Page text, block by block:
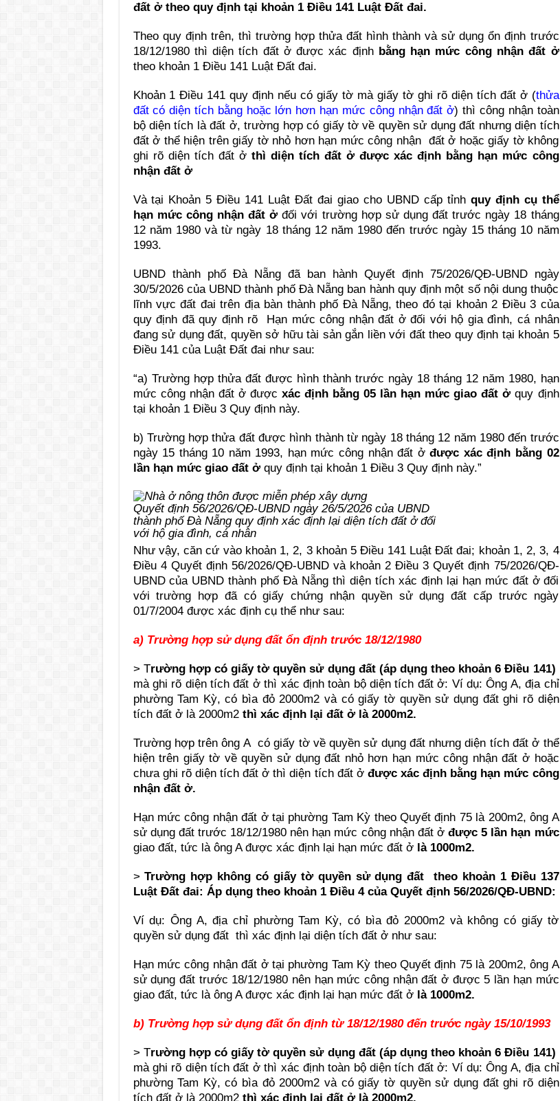
đất ở theo quy định tại khoản 1 Điều 141 Luật Đất đai.
Theo quy định trên, thì trường hợp thửa đất hình thành và sử dụng ổn định trước
18/12/1980 thì diện tích đất ở được xác định bằng hạn mức công nhận đất ở
theo khoản 1 Điều 141 Luật Đất đai.
Khoản 1 Điều 141 quy định nếu có giấy tờ mà giấy tờ ghi rõ diện tích đất ở (thửa
đất có diện tích bằng hoặc lớn hơn hạn mức công nhận đất ở) thì công nhận toàn
bộ diện tích là đất ở, trường hợp có giấy tờ về quyền sử dụng đất nhưng diện tích
đất ở thể hiện trên giấy tờ nhỏ hơn hạn mức công nhận đất ở hoặc giấy tờ không
ghi rõ diện tích đất ở thì diện tích đất ở được xác định bằng hạn mức công
nhận đất ở
Và tại Khoản 5 Điều 141 Luật Đất đai giao cho UBND cấp tỉnh quy định cụ thể
hạn mức công nhận đất ở đối với trường hợp sử dụng đất trước ngày 18 tháng
12 năm 1980 và từ ngày 18 tháng 12 năm 1980 đến trước ngày 15 tháng 10 năm
1993.
UBND thành phố Đà Nẵng đã ban hành Quyết định 75/2026/QĐ-UBND ngày
30/5/2026 của UBND thành phố Đà Nẵng ban hành quy định một số nội dung thuộc
lĩnh vực đất đai trên địa bàn thành phố Đà Nẵng, theo đó tại khoản 2 Điều 3 của
quy định đã quy định rõ
Hạn mức công nhận đất ở đối với hộ gia đình, cá nhân
đang sử dụng đất, quyền sở hữu tài sản gắn liền với đất theo quy định tại khoản 5
Điều 141 của Luật Đất đai như sau:
“a) Trường hợp thửa đất được hình thành trước ngày 18 tháng 12 năm 1980, hạn
mức công nhận đất ở được xác định bằng 05 lần hạn mức giao đất ởquy định
tại khoản 1 Điều 3 Quy định này.
b) Trường hợp thửa đất được hình thành từ ngày 18 tháng 12 năm 1980 đến trước
ngày 15 tháng 10 năm 1993, hạn mức công nhận đất ởđược xác định bằng 02
lần hạn mức giao đất ởquy định tại khoản 1 Điều 3 Quy định này.”
Quyết định 56/2026/QĐ-UBND ngày 26/5/2026 của UBND
thành phố Đà Nẵng quy định xác định lại diện tích đất ở đối
với hộ gia đình, cá nhân
Như vậy, căn cứ vào khoản 1, 2, 3 khoản 5 Điều 141 Luật Đất đai; khoản 1, 2, 3, 4
Điều 4 Quyết định 56/2026/QĐ-UBND và khoản 2 Điều 3 Quyết định 75/2026/QĐ-
UBND của UBND thành phố Đà Nẵng thì diện tích xác định lại hạn mức đất ở đối
với trường hợp đã có giấy chứng nhận quyền sử dụng đất cấp trước ngày
01/7/2004 được xác định cụ thể như sau:
a) Trường hợp sử dụng đất ổn định trước 18/12/1980
> Trường hợp có giấy tờ quyền sử dụng đất (áp dụng theo khoản 6 Điều 141)
mà ghi rõ diện tích đất ở thì xác định toàn bộ diện tích đất ở: Ví dụ: Ông A, địa chỉ
phường Tam Kỳ, có bìa đỏ 2000m2 và có giấy tờ quyền sử dụng đất ghi rõ diện
tích đất ở là 2000m2thì xác định lại đất ở là 2000m2.
Trường hợp trên ông A có giấy tờ về quyền sử dụng đất nhưng diện tích đất ở thể
hiện trên giấy tờ về quyền sử dụng đất nhỏ hơn hạn mức công nhận đất ở hoặc
chưa ghi rõ diện tích đất ở thì diện tích đất ở được xác định bằng hạn mức công
nhận đất ở.
Hạn mức công nhận đất ở tại phường Tam Kỳ theo Quyết định 75 là 200m2, ông A
sử dụng đất trước 18/12/1980 nên hạn mức công nhận đất ở được 5 lần hạn mức
giao đất, tức là ông A được xác định lại hạn mức đất ở là 1000m2.
>Trường hợp không có giấy tờ quyền sử dụng đất theo khoản 1 Điều 137
Luật Đất đai: Áp dụng theo khoản 1 Điều 4 của Quyết định 56/2026/QĐ-UBND:
Ví dụ: Ông A, địa chỉ phường Tam Kỳ, có bìa đỏ 2000m2 và không có giấy tờ
quyền sử dụng đất thì xác định lại diện tích đất ở như sau:
Hạn mức công nhận đất ở tại phường Tam Kỳ theo Quyết định 75 là 200m2, ông A
sử dụng đất trước 18/12/1980 nên hạn mức công nhận đất ở được 5 lần hạn mức
giao đất, tức là ông A được xác định lại hạn mức đất ở là 1000m2.
b) Trường hợp sử dụng đất ổn định từ 18/12/1980 đến trước ngày 15/10/1993
> Trường hợp có giấy tờ quyền sử dụng đất (áp dụng theo khoản 6 Điều 141)
mà ghi rõ diện tích đất ở thì xác định toàn bộ diện tích đất ở: Ví dụ: Ông A, địa chỉ
phường Tam Kỳ, có bìa đỏ 2000m2 và có giấy tờ quyền sử dụng đất ghi rõ diện
tích đất ở là 2000m2thì xác định lại đất ở là 2000m2.